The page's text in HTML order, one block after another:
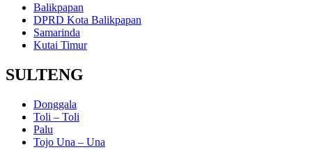
Balikpapan
DPRD Kota Balikpapan
Samarinda
Kutai Timur
SULTENG
Donggala
Toli – Toli
Palu
Tojo Una – Una